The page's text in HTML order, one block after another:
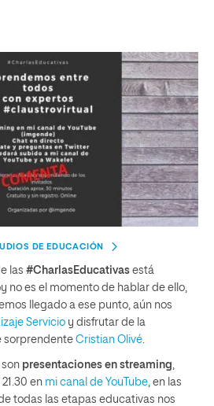
DE EDUCACIÓN
las #CharlasEducativas está
no es el momento de hablar de ello,
llegado a ese punto, aún nos
Servicio y disfrutar de la
sorprendente Cristian Olivé.
presentaciones en streaming,
en mi canal de YouTube, en las
todas las etapas educativas nos